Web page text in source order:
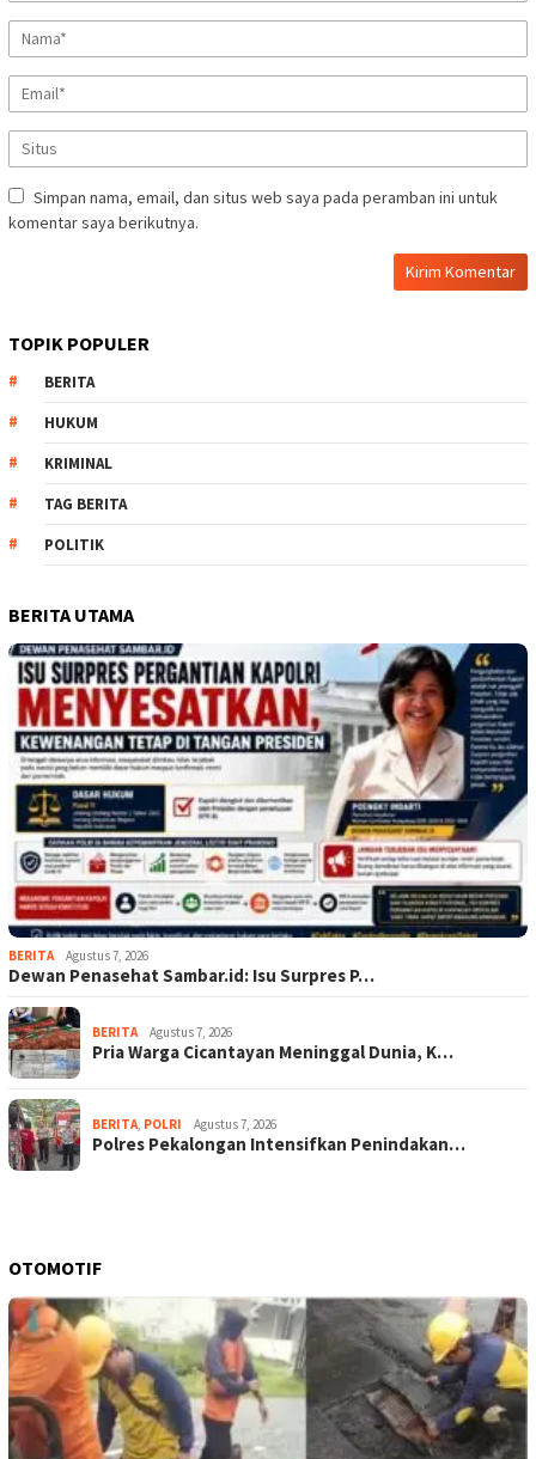
Simpan nama, email, dan situs web saya pada peramban ini untuk
komentar saya berikutnya.
TOPIK POPULER
BERITA
HUKUM
KRIMINAL
TAG BERITA
POLITIK
BERITA UTAMA
BERITA Agustus 7, 2026
Dewan Penasehat Sambar.id: Isu Surpres P…
BERITA Agustus 7, 2026
Pria Warga Cicantayan Meninggal Dunia, K…
BERITA POLRI Agustus 7, 2026
Polres Pekalongan Intensifkan Penindakan…
OTOMOTIF